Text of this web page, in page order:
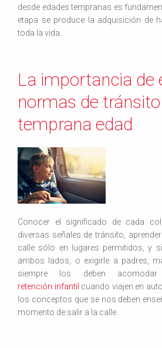
desde edades tempranas es
etapa se produce la adquisición de
toda la vida.
La importancia de
normas de
temprana edad
Conocer el significado de cada
diversas señales de tránsito,
calle sólo en lugares permitidos, y
ambos lados, o exigirle a padres,
siempre los deben
retención infantil cuando viajen en
los conceptos que se nos deben
momento de salir a la calle.